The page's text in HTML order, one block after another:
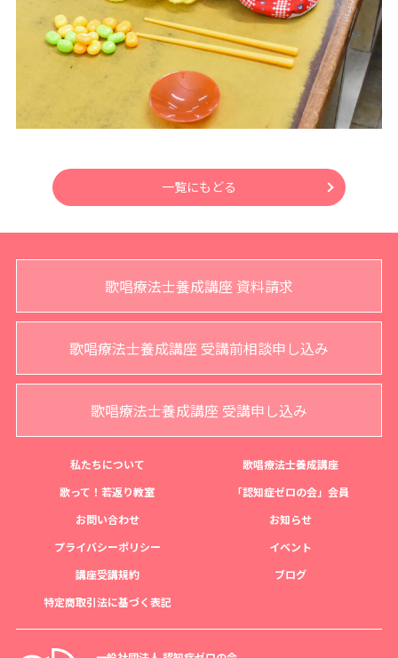
一覧にもどる
歌唱療法士養成講座 資料請求
歌唱療法士養成講座 受講前相談申し込み
歌唱療法士養成講座 受講申し込み
私たちについて
歌唱療法士養成講座
歌って！若返り教室
「認知症ゼロの会」会員
お問い合わせ
プライバシーポリシー
講座受講規約
特定商取引法に基づく表記
お知らせ
イベント
ブログ